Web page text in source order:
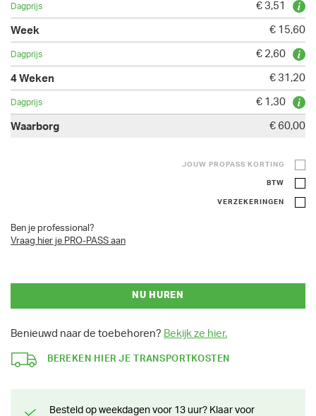
€ 3,51
€ 15,60
€ 2,60
€ 31,20
€ 1,30
€ 60,00
JOUW PROPASS KORTING
BTW
VERZEKERINGEN
Ben je professional?
Vraag hier je PRO-PASS aan
NU HUREN
Benieuwd naar de toebehoren? Bekijk ze hier.
BEREKEN HIER JE TRANSPORTKOSTEN
Besteld op weekdagen voor 13 uur? Klaar voor